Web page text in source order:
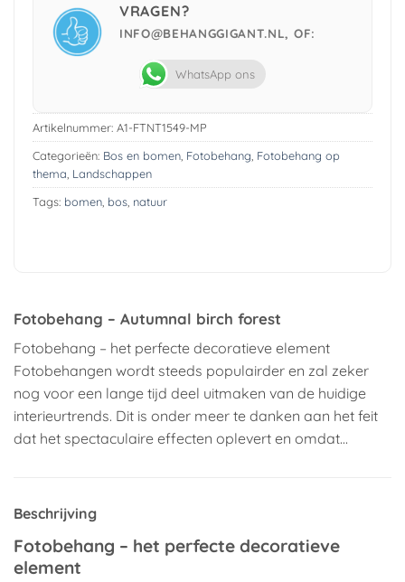
VRAGEN?
INFO@BEHANGGIGANT.NL, OF:
WhatsApp ons
Artikelnummer: A1-FTNT1549-MP
Categorieën: Bos en bomen, Fotobehang Fotobehang op
thema Landschappen
Tags: bomen, bos, natuur
Fotobehang – Autumnal birch forest
Fotobehang – het perfecte decoratieve element
Fotobehangen wordt steeds populairder en zal zeker
nog voor een lange tijd deel uitmaken van de huidige
interieurtrends. Dit is onder meer te danken aan het feit
dat het spectaculaire effecten oplevert en omdat…
Beschrijving
Fotobehang – het perfecte decoratieve
element